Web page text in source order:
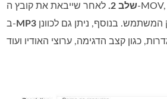
שלב 2.
לאחר שייבאת את קובץ ה‑MOV, באפשרותך לבחור
ב‑MP3